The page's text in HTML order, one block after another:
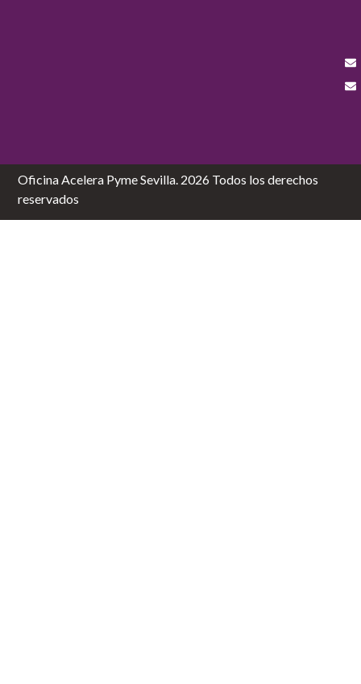
Oficina Acelera Pyme Sevilla. 2026 Todos los derechos
reservados